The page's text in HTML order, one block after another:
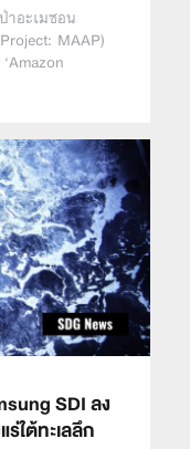
าอะเมซอน
MAAP)
SDI ลง
ใต้ทะเลลึก